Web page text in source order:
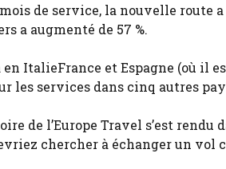
de service, la nouvelle route
a augmenté de 57 %.
ItalieFrance et Espagne (où il
les services dans cinq autres
de l’Europe Travel s’est
chercher à échanger un vol